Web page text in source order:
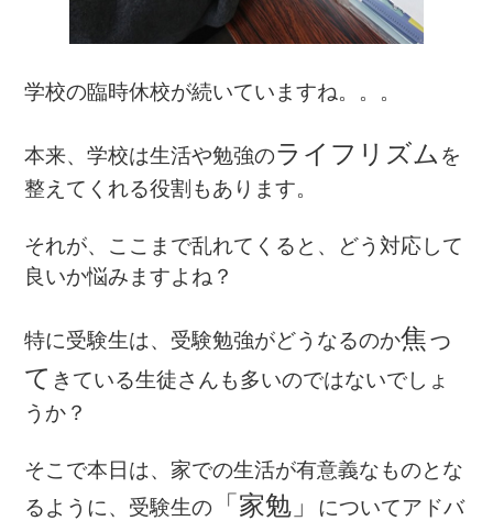
学校の臨時休校が続いていますね。。。
本来、学校は生活や勉強のライフリズム を
整えてくれる役割もあります。
それが、ここまで乱れてくると、どう対応して
良いか悩みますよね？
特に受験生は、受験勉強がどうなるのか焦っ
て きている生徒さんも多いのではないでしょ
うか？
そこで本日は、家での生活が有意義なものとな
るように、受験生の
「家勉」
についてアドバ